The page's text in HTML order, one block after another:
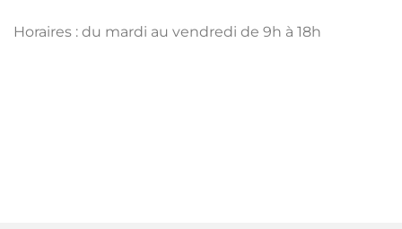
Horaires : du mardi au vendredi de 9h à 18h